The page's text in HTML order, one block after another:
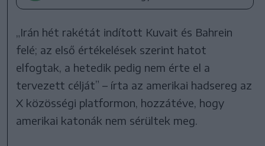
„Irán hét rakétát indított Kuvait és Bahrein
felé; az első értékelések szerint hatot
elfogtak, a hetedik pedig nem érte el a
tervezett célját” – írta az amerikai hadsereg az
X közösségi platformon, hozzátéve, hogy
amerikai katonák nem sérültek meg.